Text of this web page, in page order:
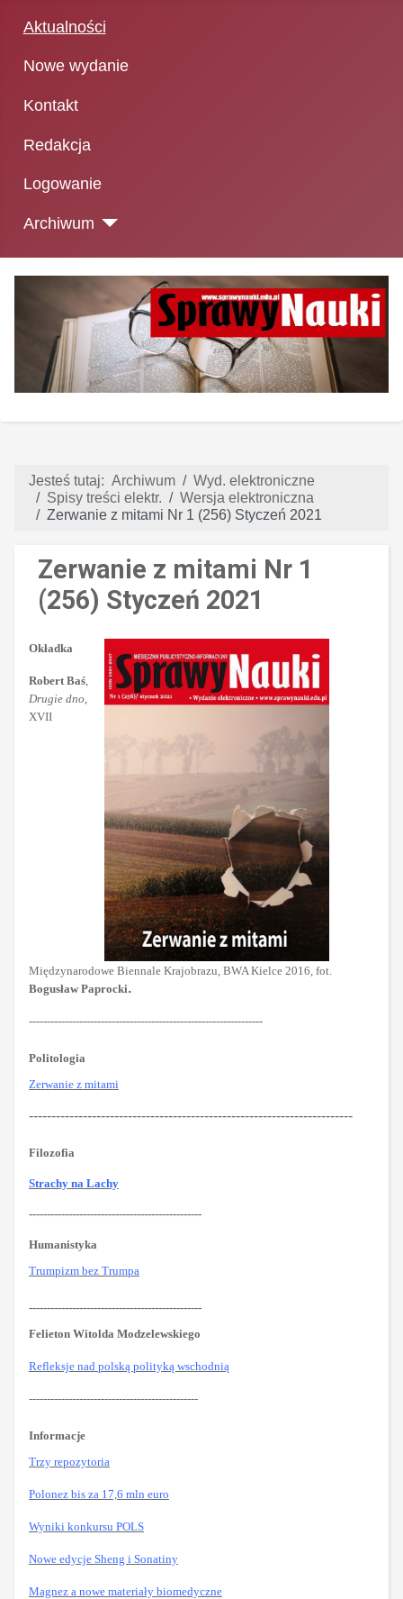
Aktualności
Nowe wydanie
Kontakt
Redakcja
Logowanie
Archiwum
Jesteś tutaj: Archiwum
Wyd. elektroniczne
Spisy treści elektr.
Wersja elektroniczna
Zerwanie z mitami Nr 1 (256) Styczeń 2021
Zerwanie z mitami Nr 1
(256) Styczeń 2021
Okładka
Robert Baś
Drugie dno
XVII
Międzynarodowe Biennale Krajobrazu, BWA Kielce 2016, fot.
Bogusław Paprocki.
-----------------------------------------------------------------
Politologia
Zerwanie z mitami
------------------------------------------------------------------------
Filozofia
Strachy na Lachy
------------------------------------------------
Humanistyka
Trumpizm bez Trumpa
------------------------------------------------
Felieton Witolda Modzelewskiego
Refleksje nad polską polityką wschodnią
-----------------------------------------------
Informacje
Trzy repozytoria
Polonez bis za 17,6 mln euro
Wyniki konkursu POLS
Nowe edycje Sheng i Sonatiny
Magnez a nowe materiały biomedyczne